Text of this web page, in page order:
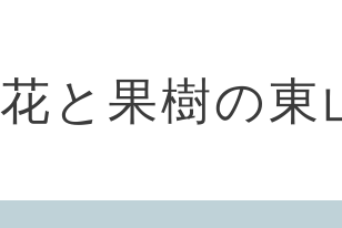
花と果樹の東